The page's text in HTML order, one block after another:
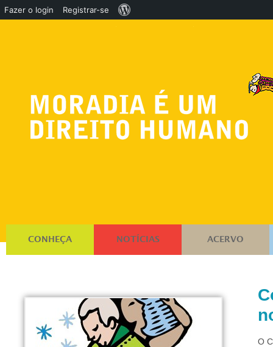
CONHEÇA NOTÍCIAS ACERVO
O
Fazer o login Registrar-se